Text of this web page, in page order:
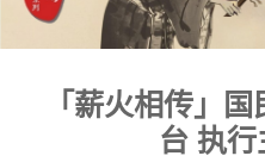
「薪火相传」
台 执